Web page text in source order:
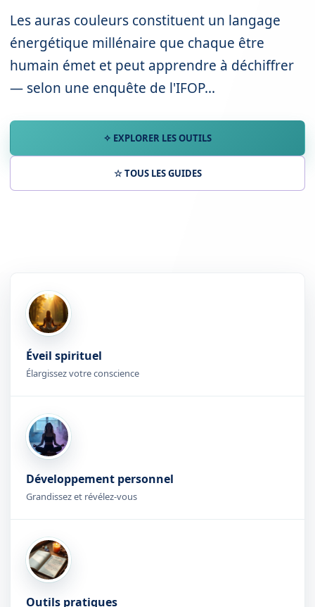
Les auras couleurs constituent un langage
énergétique millénaire que chaque être
humain émet et peut apprendre à déchiffrer
— selon une enquête de l'IFOP...
✧ EXPLORER LES OUTILS
☆ TOUS LES GUIDES
Éveil spirituel
Élargissez votre conscience
Développement personnel
Grandissez et révélez-vous
Outils pratiques